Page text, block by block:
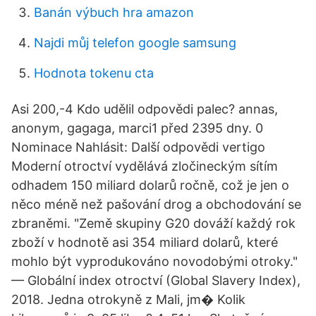
Banán výbuch hra amazon
Najdi můj telefon google samsung
Hodnota tokenu cta
Asi 200,-4 Kdo udělil odpovědi palec? annas,
anonym, gagaga, marci1 před 2395 dny. 0
Nominace Nahlásit: Další odpovědi vertigo
Moderní otroctví vydělává zločineckým sítím
odhadem 150 miliard dolarů ročně, což je jen o
něco méně než pašování drog a obchodování se
zbraněmi. "Země skupiny G20 dováží každý rok
zboží v hodnotě asi 354 miliard dolarů, které
mohlo být vyprodukováno novodobými otroky."
— Globální index otroctví (Global Slavery Index),
2018. Jedna otrokyně z Mali, jm� Kolik